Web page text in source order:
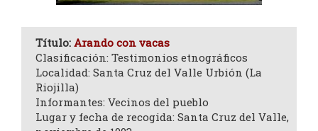
Título: Arando con vacas
Clasificación: Testimonios etnográficos
Localidad: Santa Cruz del Valle Urbión (La
Riojilla)
Informantes: Vecinos del pueblo
Lugar y fecha de recogida: Santa Cruz del Valle,